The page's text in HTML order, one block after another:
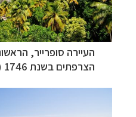
העיירה סופרייר,
הצרפתים בשנת 1746